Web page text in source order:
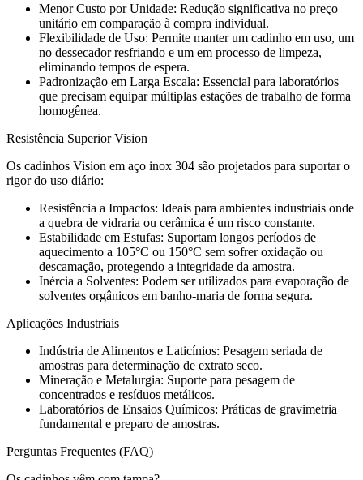
Menor Custo por Unidade: Redução significativa no preço
unitário em comparação à compra individual.
Flexibilidade de Uso: Permite manter um cadinho em uso, um
no dessecador resfriando e um em processo de limpeza,
eliminando tempos de espera.
Padronização em Larga Escala: Essencial para laboratórios
que precisam equipar múltiplas estações de trabalho de forma
homogênea.
Resistência Superior Vision
Os cadinhos Vision em aço inox 304 são projetados para suportar o
rigor do uso diário:
Resistência a Impactos: Ideais para ambientes industriais onde
a quebra de vidraria ou cerâmica é um risco constante.
Estabilidade em Estufas: Suportam longos períodos de
aquecimento a 105°C ou 150°C sem sofrer oxidação ou
descamação, protegendo a integridade da amostra.
Inércia a Solventes: Podem ser utilizados para evaporação de
solventes orgânicos em banho-maria de forma segura.
Aplicações Industriais
Indústria de Alimentos e Laticínios: Pesagem seriada de
amostras para determinação de extrato seco.
Mineração e Metalurgia: Suporte para pesagem de
concentrados e resíduos metálicos.
Laboratórios de Ensaios Químicos: Práticas de gravimetria
fundamental e preparo de amostras.
Perguntas Frequentes (FAQ)